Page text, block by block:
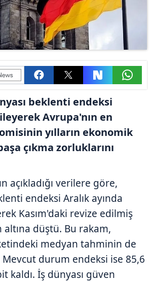
beklenti endeksi
Avrupa'nın en
yılların ekonomik
çıkma zorluklarını
açıkladığı verilere göre,
endeksi Aralık ayında
Kasım'daki revize edilmiş
altına düştü. Bu rakam,
medyan tahminin de
Mevcut durum endeksi ise 85,6
kaldı. İş dünyası güven